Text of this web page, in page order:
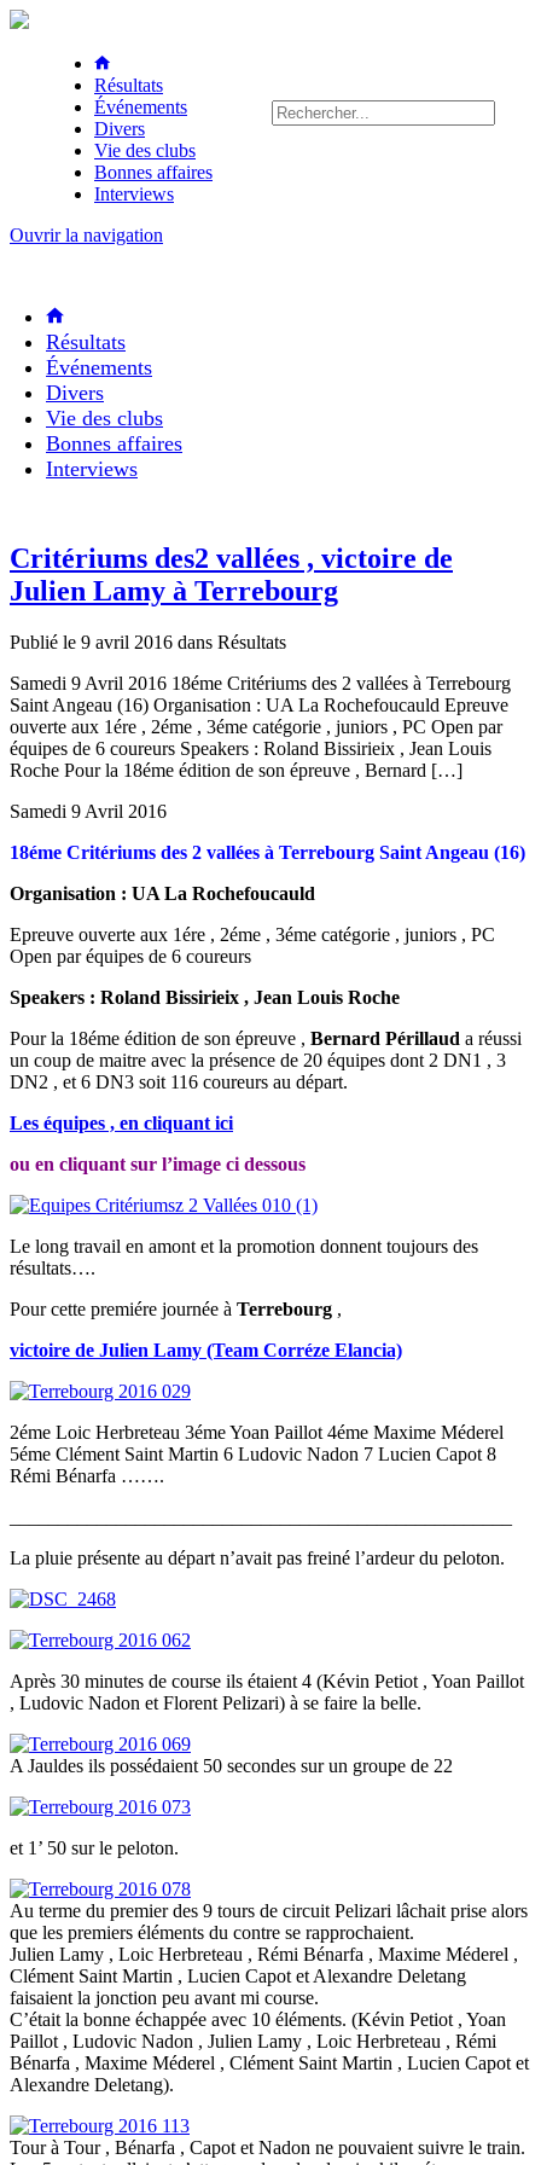
Résultats
Événements
Divers
Vie des clubs
Bonnes affaires
Interviews
Ouvrir la navigation
Résultats
Événements
Divers
Vie des clubs
Bonnes affaires
Interviews
Critériums des2 vallées , victoire de
Julien Lamy à Terrebourg
Publié le 9 avril 2016 dans Résultats
Samedi 9 Avril 2016 18éme Critériums des 2 vallées à Terrebourg
Saint Angeau (16) Organisation : UA La Rochefoucauld Epreuve
ouverte aux 1ére , 2éme , 3éme catégorie , juniors , PC Open par
équipes de 6 coureurs Speakers : Roland Bissirieix , Jean Louis
Roche Pour la 18éme édition de son épreuve , Bernard […]
Samedi 9 Avril 2016
18éme Critériums des 2 vallées à Terrebourg Saint Angeau (16)
Organisation : UA La Rochefoucauld
Epreuve ouverte aux 1ére , 2éme , 3éme catégorie , juniors , PC
Open par équipes de 6 coureurs
Speakers : Roland Bissirieix , Jean Louis Roche
Pour la 18éme édition de son épreuve , Bernard Périllaud a réussi
un coup de maitre avec la présence de 20 équipes dont 2 DN1 , 3
DN2 , et 6 DN3 soit 116 coureurs au départ.
Les équipes , en cliquant ici
ou en cliquant sur l’image ci dessous
Le long travail en amont et la promotion donnent toujours des
résultats….
Pour cette premiére journée à Terrebourg ,
victoire de Julien Lamy (Team Corréze Elancia)
2éme Loic Herbreteau 3éme Yoan Paillot 4éme Maxime Méderel
5éme Clément Saint Martin 6 Ludovic Nadon 7 Lucien Capot 8
Rémi Bénarfa …….
La pluie présente au départ n’avait pas freiné l’ardeur du peloton.
Après 30 minutes de course ils étaient 4 (Kévin Petiot , Yoan Paillot
, Ludovic Nadon et Florent Pelizari) à se faire la belle.
A Jauldes ils possédaient 50 secondes sur un groupe de 22
et 1’ 50 sur le peloton.
Au terme du premier des 9 tours de circuit Pelizari lâchait prise alors
que les premiers éléments du contre se rapprochaient.
Julien Lamy , Loic Herbreteau , Rémi Bénarfa , Maxime Méderel ,
Clément Saint Martin , Lucien Capot et Alexandre Deletang
faisaient la jonction peu avant mi course.
C’était la bonne échappée avec 10 éléments. (Kévin Petiot , Yoan
Paillot , Ludovic Nadon , Julien Lamy , Loic Herbreteau , Rémi
Bénarfa , Maxime Méderel , Clément Saint Martin , Lucien Capot et
Alexandre Deletang).
Tour à Tour , Bénarfa , Capot et Nadon ne pouvaient suivre le train.